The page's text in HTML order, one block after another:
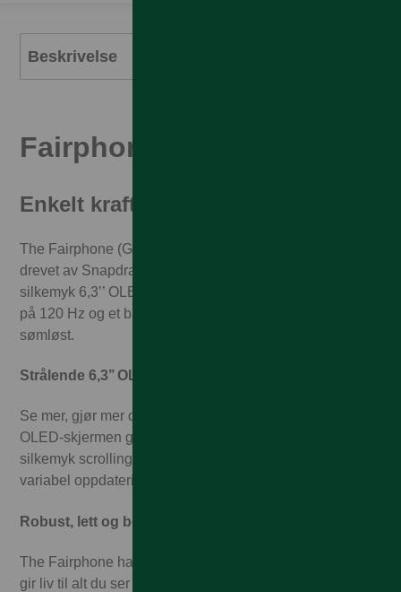
Beskrivelse
Fairphone (Gen. 6)
Enkelt kraftfull
The Fairphone (Gen. 6) holder tritt med dagen din –
drevet av Snapdragon 7s Gen 3-prosessoren, en
silkemyk 6,3’’ OLED-skjerm med oppdateringsfrekvens
på 120 Hz og et batteri som varer lenge. Alt flyter
sømløst.
Strålende 6,3’’ OLED-skjerm
Se mer, gjør mer og lad sjeldnere. Den 120 Hz LTPO
OLED-skjermen gir liv til alt du ser – med skarpe bilder,
silkemyk scrolling og smart strømsparing takket være
variabel oppdateringsfrekvens. Vakker og effektiv.
Robust, lett og behagelig i hånden
The Fairphone har Den 120 Hz LTPO OLED-skjermen
gir liv til alt du ser – med skarpe bilder, silkemyk scrolling